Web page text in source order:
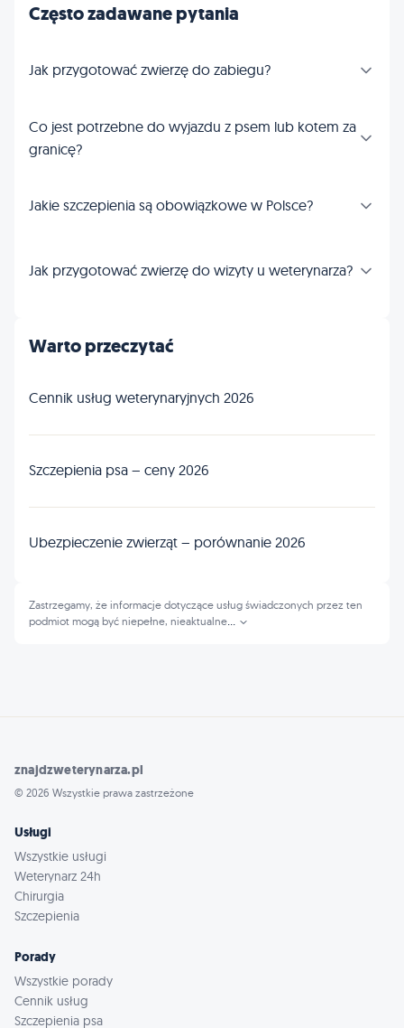
Często zadawane pytania
Jak przygotować zwierzę do zabiegu?
Co jest potrzebne do wyjazdu z psem lub kotem za
granicę?
Jakie szczepienia są obowiązkowe w Polsce?
Jak przygotować zwierzę do wizyty u weterynarza?
Warto przeczytać
Cennik usług weterynaryjnych 2026
Szczepienia psa – ceny 2026
Ubezpieczenie zwierząt – porównanie 2026
Zastrzegamy, że informacje dotyczące usług świadczonych przez ten
podmiot mogą być niepełne, nieaktualne
znajdzweterynarza.pl
© 2026 Wszystkie prawa zastrzeżone
Usługi
Wszystkie usługi
Weterynarz 24h
Chirurgia
Szczepienia
Porady
Wszystkie porady
Cennik usług
Szczepienia psa